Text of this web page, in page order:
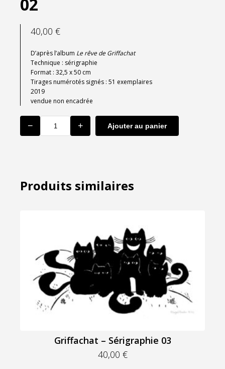
02
40,00 €
D’après l’album Le rêve de Griffachat
Technique : sérigraphie
Format : 32,5 x 50 cm
Tirages numérotés signés : 51 exemplaires
2019
vendue non encadrée
Sérigraphie
02
− + Ajouter au panier
Produits similaires
Griffachat – Sérigraphie 03
40,00 €